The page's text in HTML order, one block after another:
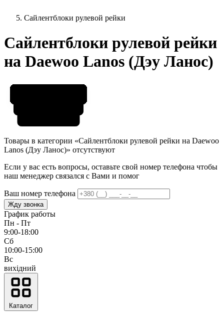
Сайлентблоки рулевой рейки
Сайлентблоки рулевой рейки
на Daewoo Lanos (Дэу Ланос)
Товары в категории «Сайлентблоки рулевой рейки на Daewoo
Lanos (Дэу Ланос)» отсутствуют
Если у вас есть вопросы, оставьте свой номер телефона чтобы
наш менеджер связался с Вами и помог
Ваш номер телефона
Жду звонка
График работы
Пн - Пт
9:00-18:00
Сб
10:00-15:00
Вс
вихідний
Каталог